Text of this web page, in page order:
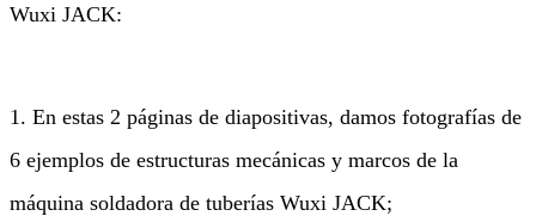
Wuxi JACK:
1. En estas 2 páginas de diapositivas, damos fotografías de
6 ejemplos de estructuras mecánicas y marcos de la
máquina soldadora de tuberías Wuxi JACK;